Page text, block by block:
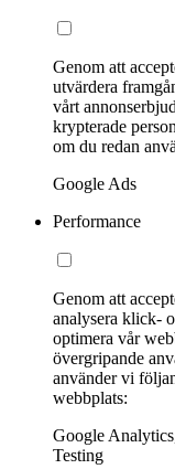
Genom att
utvärdera
vårt
krypterade
om du redan
Google Ads
Performance
Genom att
analysera klick-
optimera vår
övergripande
använder vi
webbplats:
Google
Testing